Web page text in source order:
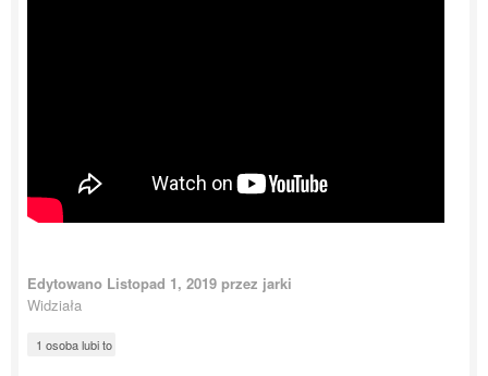
Edytowano Listopad 1, 2019 przez jarki
Widziała
1 osoba lubi to